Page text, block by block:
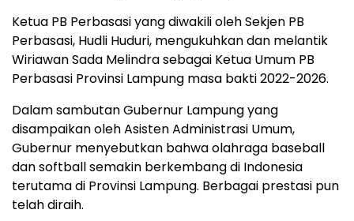
Ketua PB Perbasasi yang diwakili oleh Sekjen PB
Perbasasi, Hudli Huduri, mengukuhkan dan melantik
Wiriawan Sada Melindra sebagai Ketua Umum PB
Perbasasi Provinsi Lampung masa bakti 2022-2026.
Dalam sambutan Gubernur Lampung yang
disampaikan oleh Asisten Administrasi Umum,
Gubernur menyebutkan bahwa olahraga baseball
dan softball semakin berkembang di Indonesia
terutama di Provinsi Lampung. Berbagai prestasi pun
telah diraih.